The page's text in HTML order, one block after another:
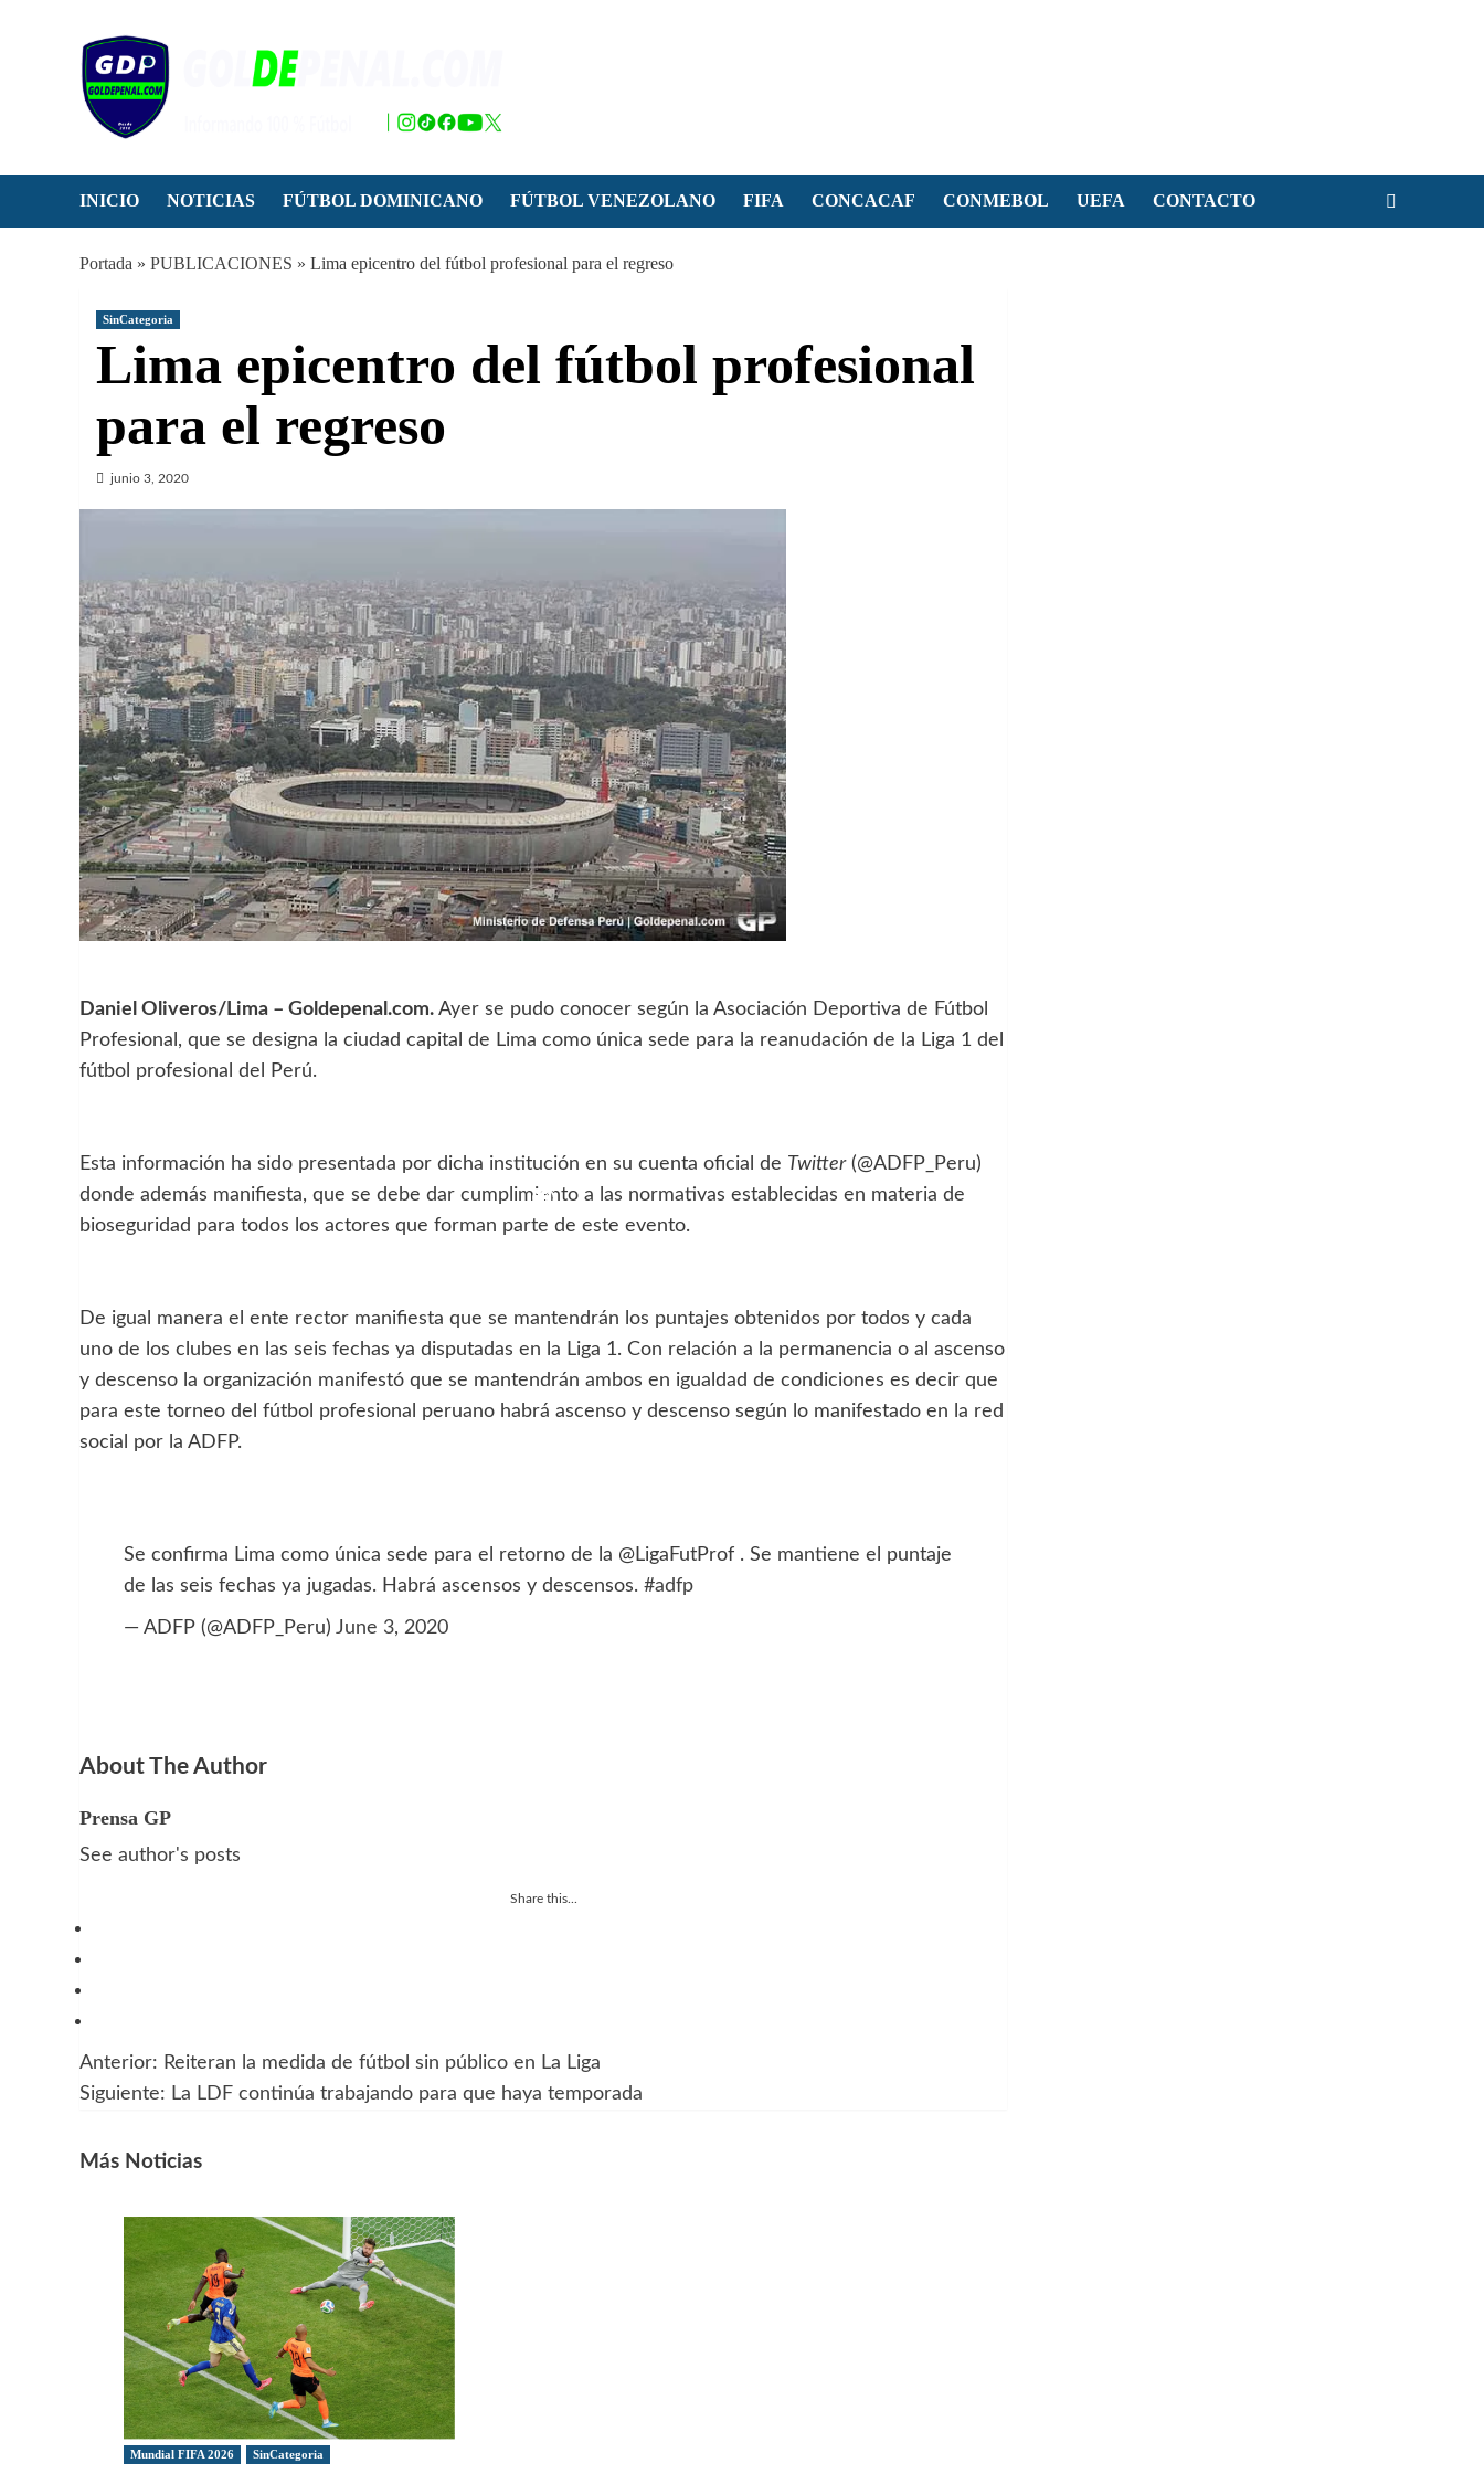
INICIO NOTICIAS FÚTBOL DOMINICANO FÚTBOL VENEZOLANO FIFA CONCACAF CONMEBOL UEFA CONTACTO
Portada » PUBLICACIONES » Lima epicentro del fútbol profesional para el regreso
SinCategoria
Lima epicentro del fútbol profesional
para el regreso
junio 3, 2020
Daniel Oliveros/Lima – Goldepenal.com. Ayer se pudo conocer según la Asociación Deportiva de Fútbol
Profesional, que se designa la ciudad capital de Lima como única sede para la reanudación de la Liga 1 del
fútbol profesional del Perú.
Esta información ha sido presentada por dicha institución en su cuenta oficial de Twitter(@ADFP_Peru)
donde además manifiesta, que se debe dar cumplimiento a las normativas establecidas en materia de
bioseguridad para todos los actores que forman parte de este evento.
De igual manera el ente rector manifiesta que se mantendrán los puntajes obtenidos por todos y cada
uno de los clubes en las seis fechas ya disputadas en la Liga 1. Con relación a la permanencia o al ascenso
y descenso la organización manifestó que se mantendrán ambos en igualdad de condiciones es decir que
para este torneo del fútbol profesional peruano habrá ascenso y descenso según lo manifestado en la red
social por la ADFP.
Se confirma Lima como única sede para el retorno de la @LigaFutProf . Se mantiene el puntaje
de las seis fechas ya jugadas. Habrá ascensos y descensos. #adfp
— ADFP (@ADFP_Peru) June 3, 2020
About The Author
Prensa GP
See author's posts
Share this...
Navegación
entradas
Anterior: Reiteran la medida de fútbol sin público en La Liga
Siguiente: La LDF continúa trabajando para que haya temporada
Más Noticias
Mundial FIFA 2026 SinCategoria